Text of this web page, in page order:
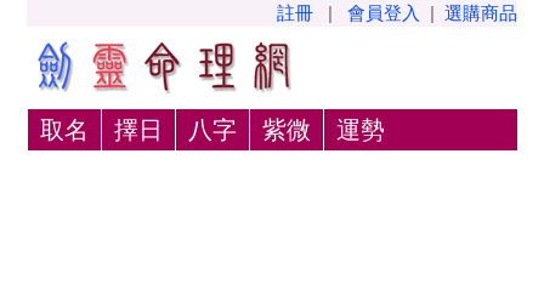
註冊 | 會員登入 | 選購商品
取名 擇日 八字 紫微 運勢